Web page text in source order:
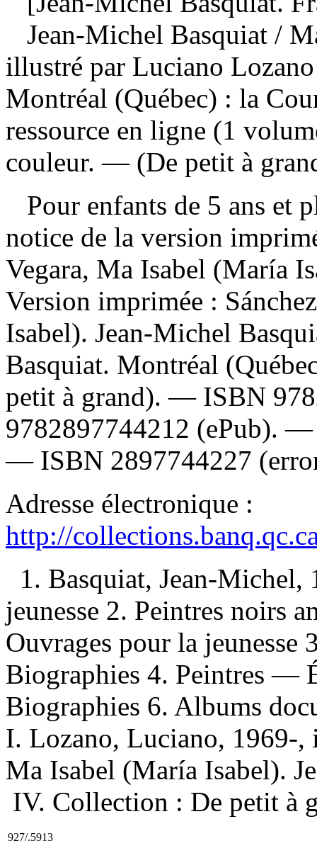
Jean-Michel Basquiat /
illustré par Luciano
Montréal (Québec) : la
ressource en ligne (1
couleur. — (De petit à
Pour enfants de 5 ans et
notice de la version
Vegara, Ma Isabel (María
Version imprimée :
Isabel). Jean-Michel
Basquiat. Montréal
petit à grand). — ISBN
9782897744212 (ePub).
— ISBN 2897744227
Adresse électronique :
http://
1. Basquiat, Jean-
jeunesse 2. Peintres noirs
Ouvrages pour la
Biographies 4. Peintres —
Biographies 6. Albums
I. Lozano, Luciano, 1969-,
Ma Isabel (María Isabel).
IV. Collection : De petit à
927/.5913